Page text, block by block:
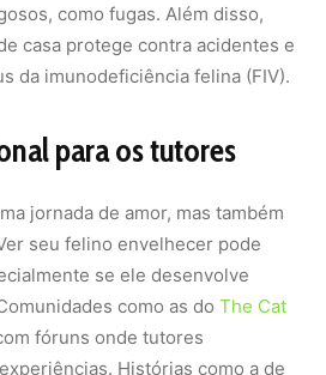
como fugas. Além disso,
casa protege contra acidentes e
da imunodeficiência felina (FIV).
para os tutores
jornada de amor, mas também
seu felino envelhecer pode
se ele desenvolve
como as do The Cat
fóruns onde tutores
Histórias como a de